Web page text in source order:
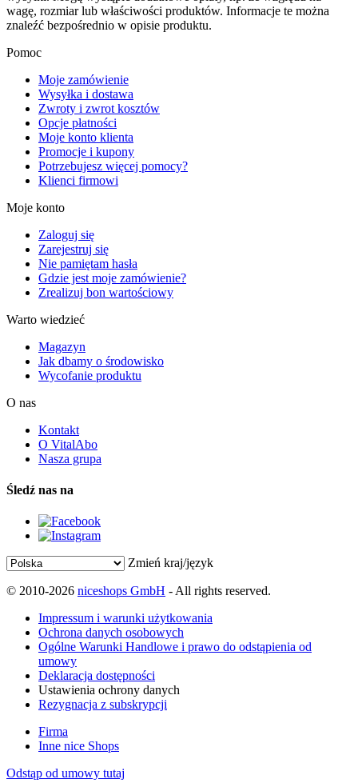
wagę, rozmiar lub właściwości produktów. Informacje te można
znaleźć bezpośrednio w opisie produktu.
Pomoc
Moje zamówienie
Wysyłka i dostawa
Zwroty i zwrot kosztów
Opcje płatności
Moje konto klienta
Promocje i kupony
Potrzebujesz więcej pomocy?
Klienci firmowi
Moje konto
Zaloguj się
Zarejestruj się
Nie pamiętam hasła
Gdzie jest moje zamówienie?
Zrealizuj bon wartościowy
Warto wiedzieć
Magazyn
Jak dbamy o środowisko
Wycofanie produktu
O nas
Kontakt
O VitalAbo
Nasza grupa
Śledź nas na
Zmień kraj/język
© 2010-2026 niceshops GmbH - All rights reserved.
Impressum i warunki użytkowania
Ochrona danych osobowych
Ogólne Warunki Handlowe i prawo do odstąpienia od
umowy
Deklaracja dostępności
Ustawienia ochrony danych
Rezygnacja z subskrypcji
Firma
Inne nice Shops
Odstąp od umowy tutaj